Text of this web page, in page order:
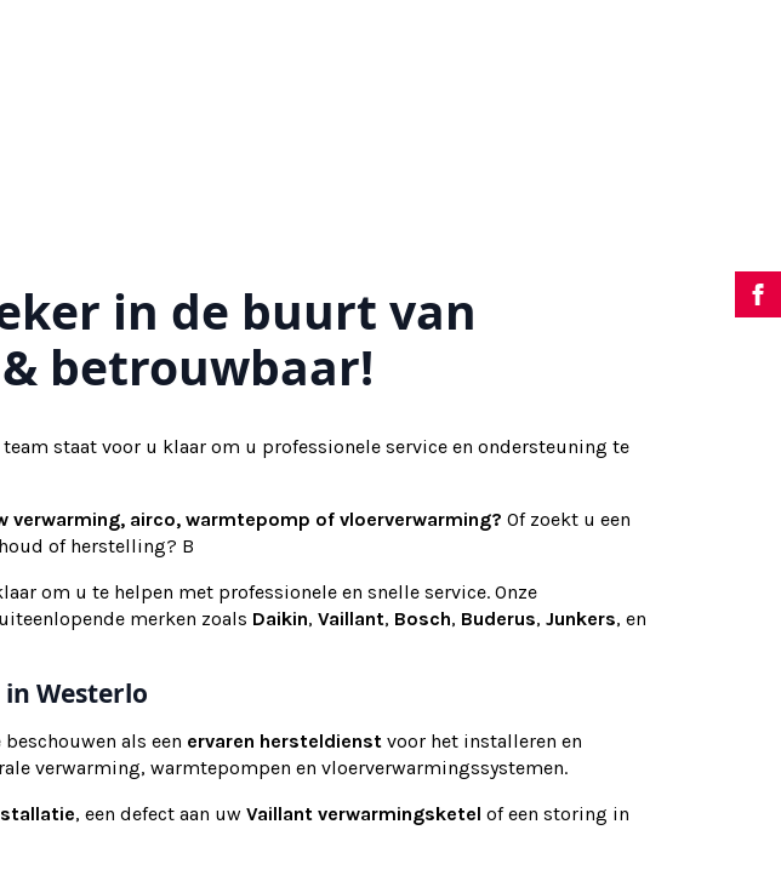
in de buurt van
betrouwbaar!
team staat voor u klaar om u professionele service en ondersteuning te
verwarming, airco, warmtepomp of vloerverwarming? Of zoekt u een
of herstelling? B
om u te helpen met professionele en snelle service. Onze
merken zoals Daikin, Vaillant, Bosch, Buderus, Junkers, en
Westerlo
beschouwen als een ervaren hersteldienst voor het installeren en
verwarming, warmtepompen en vloerverwarmingssystemen.
, een defect aan uw Vaillant verwarmingsketel of een storing in